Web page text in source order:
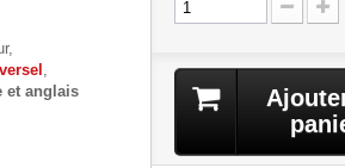
,
et anglais